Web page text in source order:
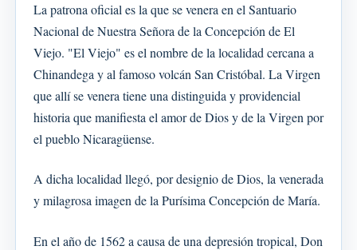
La patrona oficial es la que se venera en el Santuario
Nacional de Nuestra Señora de la Concepción de El
Viejo. "El Viejo" es el nombre de la localidad cercana a
Chinandega y al famoso volcán San Cristóbal. La Virgen
que allí se venera tiene una distinguida y providencial
historia que manifiesta el amor de Dios y de la Virgen por
el pueblo Nicaragüense.
A dicha localidad llegó, por designio de Dios, la venerada
y milagrosa imagen de la Purísima Concepción de María.
En el año de 1562 a causa de una depresión tropical, Don